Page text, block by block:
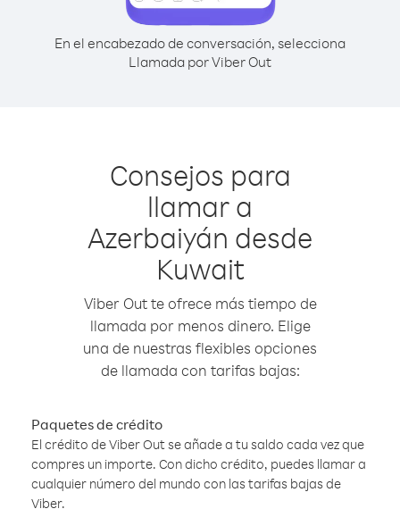
En el encabezado de conversación, selecciona
Llamada por Viber Out
Consejos para
llamar a
Azerbaiyán desde
Kuwait
Viber Out te ofrece más tiempo de
llamada por menos dinero. Elige
una de nuestras flexibles opciones
de llamada con tarifas bajas:
Paquetes de crédito
El crédito de Viber Out se añade a tu saldo cada vez que
compres un importe. Con dicho crédito, puedes llamar a
cualquier número del mundo con las tarifas bajas de
Viber.